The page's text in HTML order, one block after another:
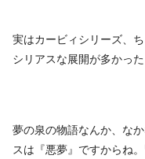
実はカービィシリーズ、
シリアスな展開が多かった
夢の泉の物語なんか、な
スは『悪夢』ですからね